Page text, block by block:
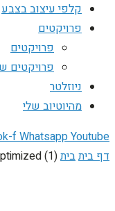
קלפי עיצוב בצבע
פרויקטים
פרויקטים
פרויקטים
ניוזלטר
מהיוטיוב שלי
fWhatsappYoutube
דף ביתבית(1)